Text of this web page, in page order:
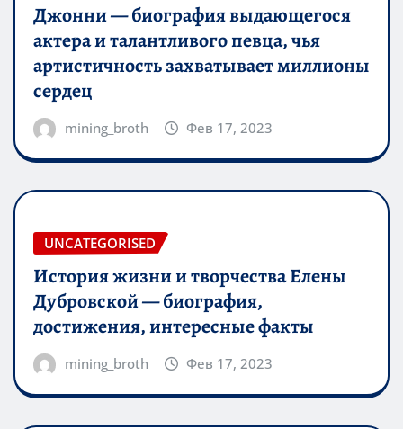
Джонни — биография выдающегося
актера и талантливого певца, чья
артистичность захватывает миллионы
сердец
mining_broth Фев 17, 2023
UNCATEGORISED
История жизни и творчества Елены
Дубровской — биография,
достижения, интересные факты
mining_broth Фев 17, 2023